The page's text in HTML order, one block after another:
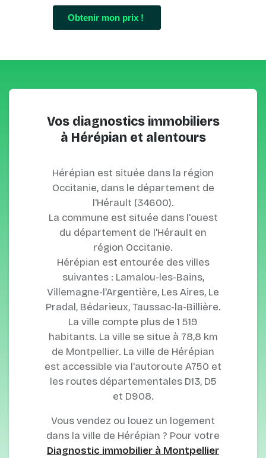
Vos diagnostics immobiliers
à Hérépian et alentours
Hérépian est située dans la région
Occitanie, dans le département de
l'Hérault (34600).
La commune est située dans l'ouest
du département de l'Hérault en
région Occitanie.
Hérépian est entourée des villes
suivantes : Lamalou-les-Bains,
Villemagne-l'Argentière, Les Aires, Le
Pradal, Bédarieux, Taussac-la-Billière.
La ville compte plus de 1 519
habitants. La ville se situe à 78,8 km
de Montpellier. La ville de Hérépian
est accessible via l'autoroute A750 et
les routes départementales D13, D5
et D908.
Vous vendez ou louez un logement
dans la ville de Hérépian ? Pour votre
Diagnostic immobilier à Montpellier